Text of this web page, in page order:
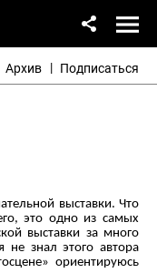
Архив Подписаться
выставки. Что
это одно из самых
выставки за много
знал этого автора
ориентируюсь